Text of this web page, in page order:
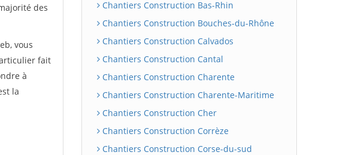
des
vous
fait
à
la
Chantiers Construction Bas-Rhin
Chantiers Construction Bouches-du-Rhône
Chantiers Construction Calvados
Chantiers Construction Cantal
Chantiers Construction Charente
Chantiers Construction Charente-Maritime
Chantiers Construction Cher
Chantiers Construction Corrèze
Chantiers Construction Corse-du-sud